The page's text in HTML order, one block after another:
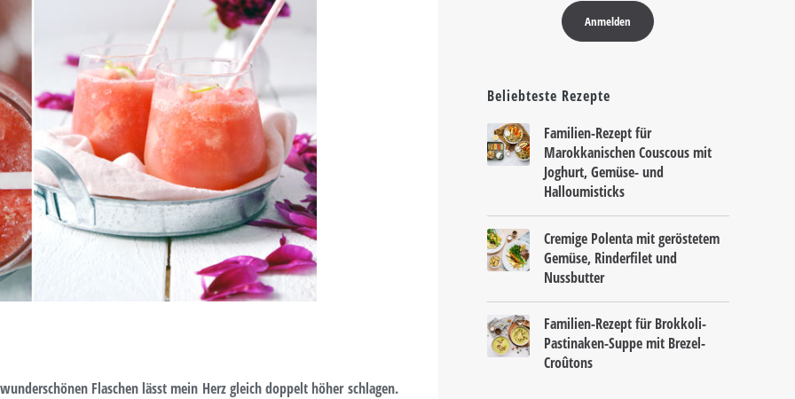
Flaschen lässt mein Herz gleich doppelt höher schlagen.
Beliebteste Rezepte
Familien-Rezept für
Marokkanischen Couscous mit
Joghurt, Gemüse- und
Halloumisticks
Cremige Polenta mit geröstetem
Gemüse, Rinderfilet und
Nussbutter
Familien-Rezept für Brokkoli-
Pastinaken-Suppe mit Brezel-
Croûtons